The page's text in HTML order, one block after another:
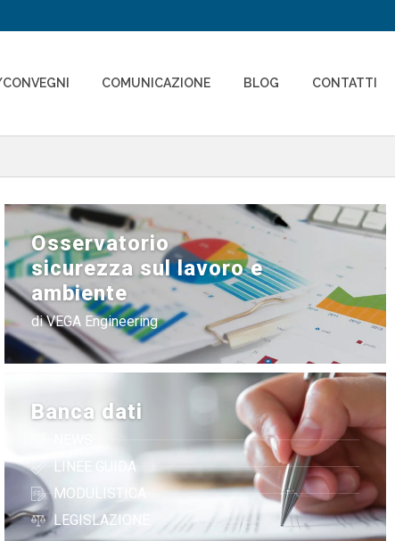
COMUNICAZIONE BLOG CONTATTI
Banca dati
LINEE GUIDA
MODULISTICA
LEGISLAZIONE
Osservatorio
sicurezza sul lavoro e
ambiente
di VEGA Engineering